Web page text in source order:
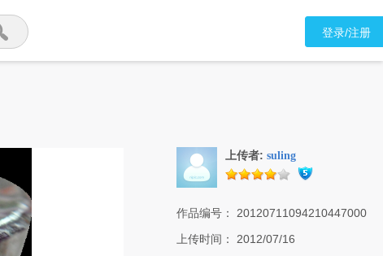
登录/注册
上传者: suling
作品编号：
20120711094210447000
上传时间：
2012/07/16